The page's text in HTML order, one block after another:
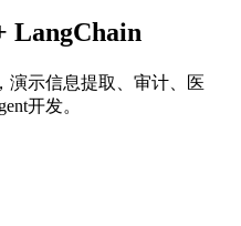
LangChain
演示信息提取、审计、医
开发。